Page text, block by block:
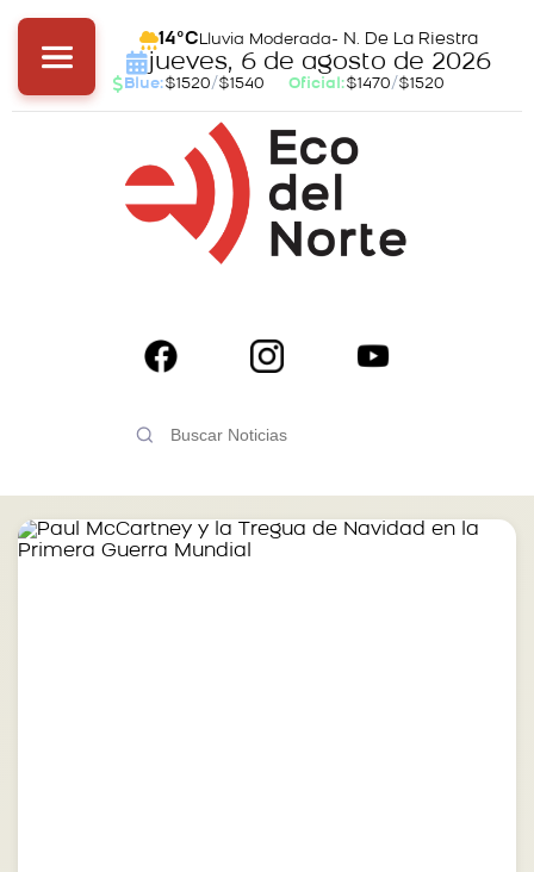
14°C Lluvia Moderada- N. De La Riestra
jueves, 6 de agosto de 2026
Blue:$1520/$1540 Oficial:$1470/$1520